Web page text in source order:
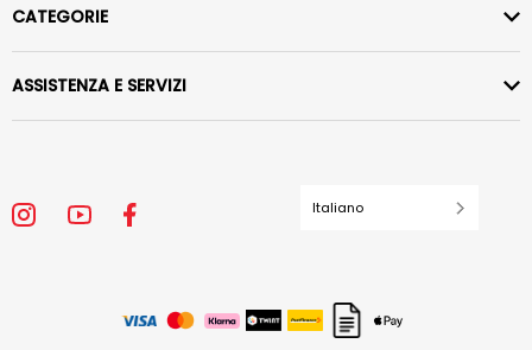
CATEGORIE
ASSISTENZA E SERVIZI
Italiano